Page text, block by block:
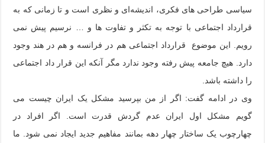
سیاسی طراحی های فکری، اندیشه‌ای و نظری است و تا زمانی که به
قرارداد اجتماعی با توجه به تکثر و تفاوت ها و … نرسیم پیش نمی
رویم. این موضوع قرارداد اجتماعی هم در فرانسه و هم در هند وجود
دارد. هیچ جامعه پیش رفته وجود ندارد مگر‌ آنکه این قرار داد اجتماعی
را داشته باشد.
وی در ادامه گفت: اگر از من بپرسید مشکل یک ایران چیست می
‌گویم مشکل اول ایران عدم گردش قدرت است. اگر افراد در
چهارچوب یک ساختار چهار دهه بمانند مفاهیم جدید ایجاد نمی شود. ما